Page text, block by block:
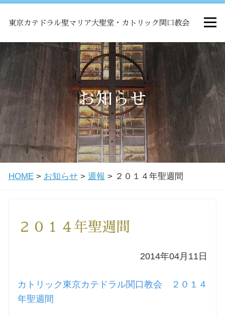
東京カテドラル聖マリア大聖堂・カトリック関口教会
HOME
ミサ
お知らせ
関口教会について
教会学校・中高生会
小池神父の講座
お知らせ
HOME> お知らせ> 週報 > ２０１４年聖週間
２０１４年聖週間
2014年04月11日
カトリック東京カテドラル関口教会 ２０１４
年聖週間